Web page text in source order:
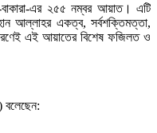
এর ২৫৫ নম্বর আয়াত। এটি
আল্লাহর একত্ব, সর্বশক্তিমত্তা,
এই আয়াতের বিশেষ ফজিলত ও
বলেছেন: